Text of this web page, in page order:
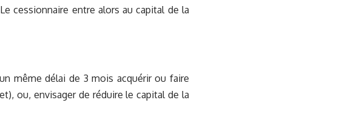
cessionnaire entre alors au capital de la
même délai de 3 mois acquérir ou faire
ou, envisager de réduire le capital de la